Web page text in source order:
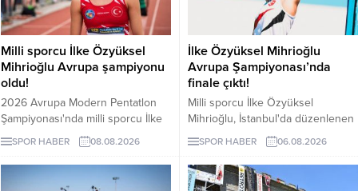
Milli sporcu İlke Özyüksel
Mihrioğlu Avrupa şampiyonu
oldu!
2026 Avrupa Modern Pentatlon
Şampiyonası'nda milli sporcu İlke
Özyüksel Mihrioğlu, altın madalya
kazandı. Mihrioğlu, pentatlon'da
ülkemize altın madalyayı getiren ilk
sporcumuz oldu.
SPOR HABER 08.08.2026
İlke Özyüksel Mihrioğlu
Avrupa Şampiyonası’nda
finale çıktı!
Milli sporcu İlke Özyüksel
Mihrioğlu, İstanbul'da düzenlenen
2026 Avrupa Büyükler Modern
Pentatlon Şampiyonası'nda adını
finale yazdırdı.
SPOR HABER 06.08.2026